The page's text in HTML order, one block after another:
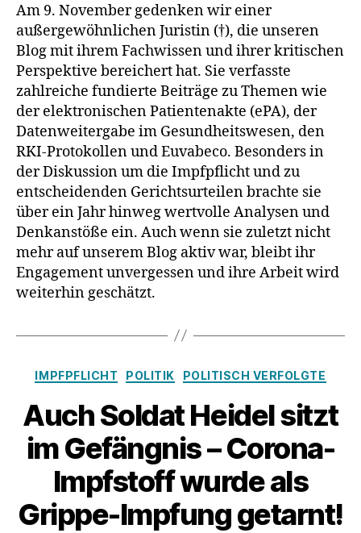
Eine
Juristin
die
uns
prägte
–
Lescaux!
Am 9. November gedenken wir einer
außergewöhnlichen Juristin (†), die unseren
Blog mit ihrem Fachwissen und ihrer kritischen
Perspektive bereichert hat. Sie verfasste
zahlreiche fundierte Beiträge zu Themen wie
der elektronischen Patientenakte (ePA), der
Datenweitergabe im Gesundheitswesen, den
RKI-Protokollen und Euvabeco. Besonders in
der Diskussion um die Impfpflicht und zu
entscheidenden Gerichtsurteilen brachte sie
über ein Jahr hinweg wertvolle Analysen und
Denkanstöße ein. Auch wenn sie zuletzt nicht
mehr auf unserem Blog aktiv war, bleibt ihr
Engagement unvergessen und ihre Arbeit wird
weiterhin geschätzt.
Kategorien
IMPFPFLICHT POLITIK POLITISCH VERFOLGTE
Auch Soldat Heidel sitzt
im Gefängnis – Corona-
Impfstoff wurde als
Grippe-Impfung getarnt!